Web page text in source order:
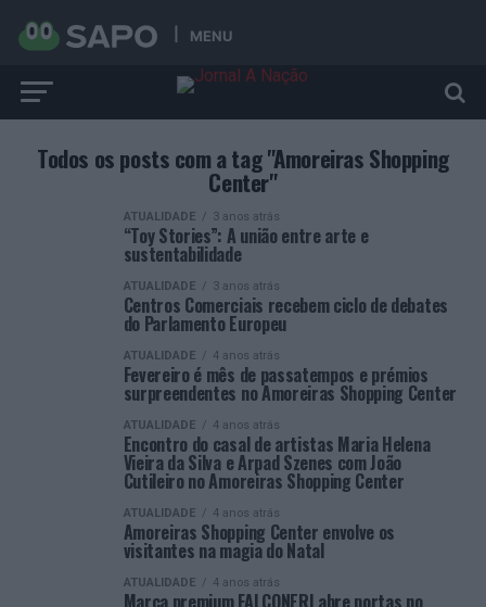
MENU
Todos os posts com a tag "Amoreiras Shopping
Center"
ATUALIDADE 3 anos atrás
“Toy Stories”: A união entre arte e
sustentabilidade
ATUALIDADE 3 anos atrás
Centros Comerciais recebem ciclo de debates
do Parlamento Europeu
ATUALIDADE 4 anos atrás
Fevereiro é mês de passatempos e prémios
surpreendentes no Amoreiras Shopping Center
ATUALIDADE 4 anos atrás
Encontro do casal de artistas Maria Helena
Vieira da Silva e Arpad Szenes com João
Cutileiro no Amoreiras Shopping Center
ATUALIDADE 4 anos atrás
Amoreiras Shopping Center envolve os
visitantes na magia do Natal
ATUALIDADE 4 anos atrás
Marca premium FALCONERI abre portas no